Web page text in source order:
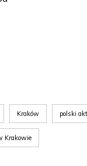
Kraków polski
Krakowie